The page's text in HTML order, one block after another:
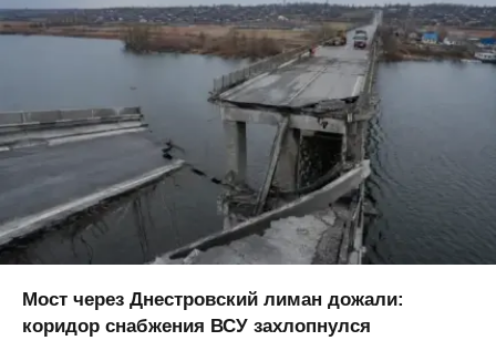
Мост через Днестровский лиман дожали:
коридор снабжения ВСУ захлопнулся